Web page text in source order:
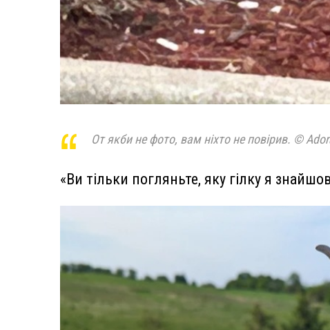
От якби не фото, вам ніхто не повірив. ©
«Ви тільки погляньте, яку гілку я